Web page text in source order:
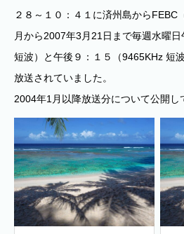
２８～１０：４１に済州島からFEBC
月から2007年3月21日まで毎週水曜
短波）と午後９：１５（9465KHz 短
放送されていました。
2004年1月以降放送分について公開し